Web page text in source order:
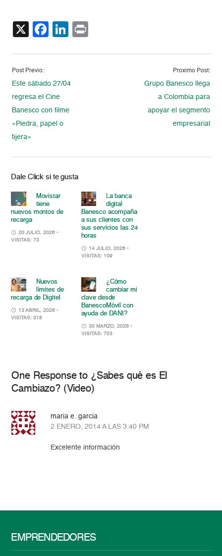
X Facebook
LinkedIn
Post Previo:
Este sábado 27/04
regresa el Cine
Banesco con filme
«Piedra, papel o
tijera»
Proximo Post:
Grupo Banesco llega
a Colombia para
apoyar el segmento
empresarial
Dale Click si te gusta
Movistar
tiene
nuevos montos de
recarga
20 JULIO, 2026 •
VISITAS: 73
La banca
digital
Banesco acompaña
a sus clientes con
sus servicios las 24
horas
14 JULIO, 2026 •
VISITAS: 109
Nuevos
límites de
recarga de Digitel
13 ABRIL, 2026 •
VISITAS: 318
¿Cómo
cambiar mi
clave desde
BanescoMóvil con
ayuda de DANI?
30 MARZO, 2026 •
VISITAS: 703
One Response to ¿Sabes qué es El
Cambiazo? (Video)
maria e. garcia
2 ENERO, 2014 A LAS 3:40 PM
Excelente información
EMPRENDEDORES